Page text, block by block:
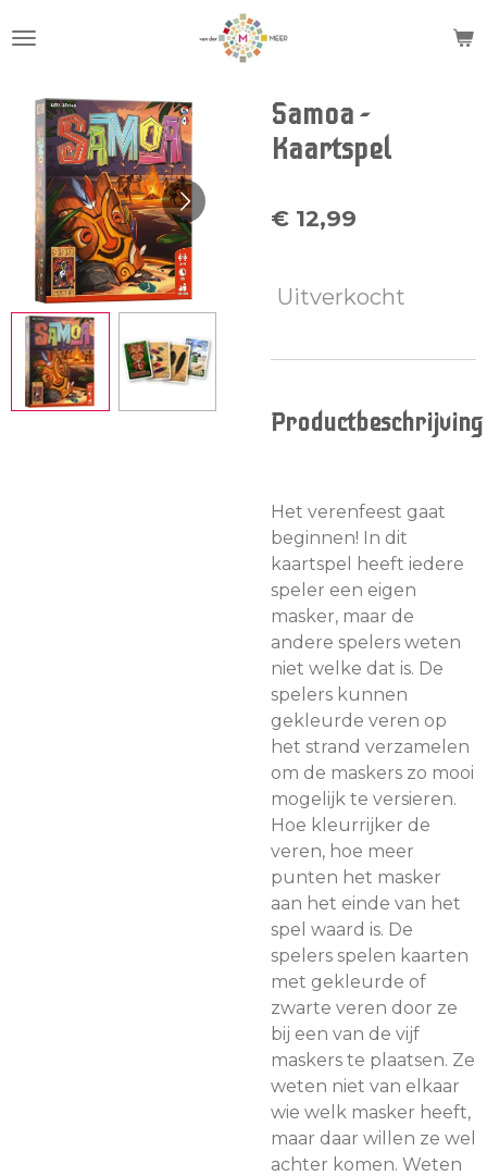
direct
hoofdinhoud
Samoa -
Kaartspel
€ 12,99
Uitverkocht
Productbeschrijving
Het verenfeest gaat
beginnen! In dit
kaartspel heeft iedere
speler een eigen
masker, maar de
andere spelers weten
niet welke dat is. De
spelers kunnen
gekleurde veren op
het strand verzamelen
om de maskers zo mooi
mogelijk te versieren.
Hoe kleurrijker de
veren, hoe meer
punten het masker
aan het einde van het
spel waard is. De
spelers spelen kaarten
met gekleurde of
zwarte veren door ze
bij een van de vijf
maskers te plaatsen. Ze
weten niet van elkaar
wie welk masker heeft,
maar daar willen ze wel
achter komen. Weten